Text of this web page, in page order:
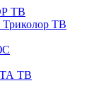
ТВ
Триколор ТВ
ТВ